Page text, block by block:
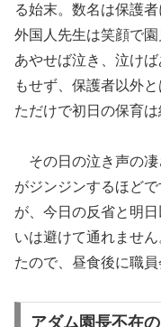
る始末。数名は保護
外国人先生は笑顔で
あやせば泣き、泣け
もせず、保護者以外
ただけで初日の保育は
その日の泣き声の凄
がジンジンするほど
が、今日の反省と明
いは避けて通れませ
たので、昼食後に職
アダム園長不在